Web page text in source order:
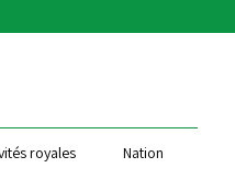
royales
Nation